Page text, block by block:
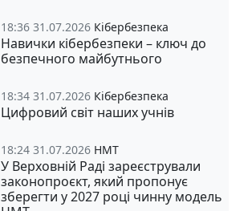
18:36 31.07.2026 Кібербезпека
Навички кібербезпеки – ключ до
безпечного майбутнього
18:34 31.07.2026 Кібербезпека
Цифровий світ наших учнів
18:24 31.07.2026 НМТ
У Верховній Раді зареєстрували
законопроєкт, який пропонує
зберегти у 2027 році чинну модель